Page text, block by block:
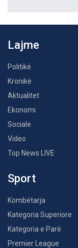
Lajme
Politikë
Kronikë
Aktualitet
Ekonomi
Sociale
Video
Top News LIVE
Sport
Kombëtarja
Kategoria Superiore
Kategoria e Parë
Premier League